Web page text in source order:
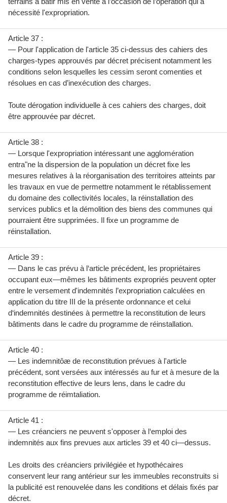
nécessité l'expropriation.
Article 37 :
— Pour l'application de l'article 35 ci-dessus des cahiers des
charges-types approuvés par décret précisent notamment les
conditions selon lesquelles les cessim seront comenties et
résolues en cas d’inexécution des charges.
Toute dérogation individuelle à ces cahiers des charges, doit
être approuvée par décret.
Article 38 :
— Lorsque l'expropriation intéressant une agglomération
entra"ne la dispersion de la population un décret fixe les
mesures relatives à la réorganisation des territoires atteints par
les travaux en vue de permettre notamment le rétablissement
du domaine des collectivités locales, la réinstallation des
services publics et la démolition des biens des communes qui
pourraient être supprimées. Il fixe un programme de
réinstallation.
Article 39 :
— Dans le cas prévu à l‘article précédent, les propriétaires
occupant eux—mêmes les bâtiments expropriés peuvent opter
entre le versement d'indemnités l’expropriation calculées en
application du titre III de la présente ordonnance et celui
d‘indemnités destinées à permettre la reconstitution de leurs
bâtiments dans le cadre du programme de réinstallation.
Article 40 :
— Les indemnitôæ de reconstitution prévues à l'article
précédent, sont versées aux intéressés au fur et à mesure de la
reconstitution effective de leurs lens, dans le cadre du
programme de réimtaliation.
Article 41 :
— Les créanciers ne peuvent s'opposer à l‘emploi des
indemnités aux fins prevues aux articles 39 et 40 ci—dessus.
Les droits des créanciers privilégiée et hypothécaires
conservent leur rang antérieur sur les immeubles reconstruits si
la publicité est renouvelée dans les conditions et délais fixés par
décret.